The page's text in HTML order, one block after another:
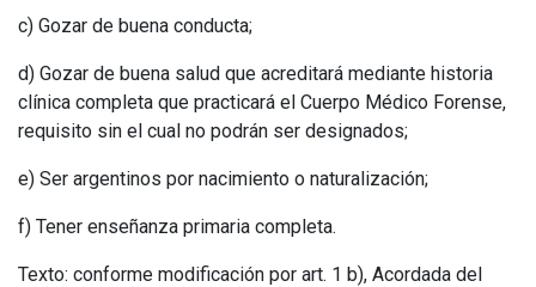
c) Gozar de buena conducta;
d) Gozar de buena salud que acreditará mediante historia
clínica completa que practicará el Cuerpo Médico Forense,
requisito sin el cual no podrán ser designados;
e) Ser argentinos por nacimiento o naturalización;
f) Tener enseñanza primaria completa.
Texto: conforme modificación por art. 1 b), Acordada del